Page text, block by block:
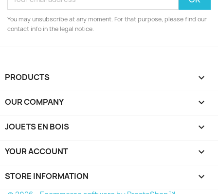
You may unsubscribe at any moment. For that purpose, please find our
contact info in the legal notice.
PRODUCTS 
OUR COMPANY 
JOUETS EN BOIS 
YOUR ACCOUNT 
STORE INFORMATION keyboard_arrow_down